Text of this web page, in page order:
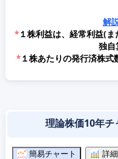
解
*１株利益は、経常利益(
独自
*１株あたりの発行済株式
理論株価10年チ
簡易チャート 詳